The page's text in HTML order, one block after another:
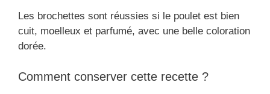
Les brochettes sont réussies si le poulet est bien
cuit, moelleux et parfumé, avec une belle coloration
dorée.
Comment conserver cette recette ?